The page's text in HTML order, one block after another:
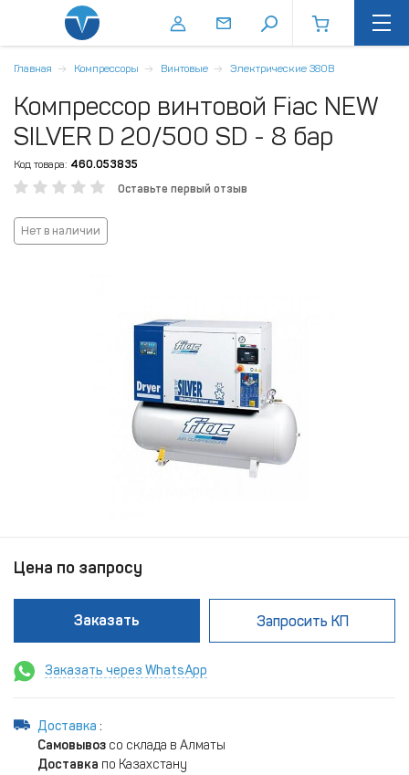
Главная Компрессоры Винтовые Электрические 380В
Компрессор винтовой Fiac NEW
SILVER D 20/500 SD - 8 бар
Код товара: 460.053835
Оставьте первый отзыв
Нет в наличии
Цена по запросу
Заказать Запросить КП
Заказать через WhatsApp
Доставка :
Самовывоз со склада в Алматы
Доставка по Казахстану